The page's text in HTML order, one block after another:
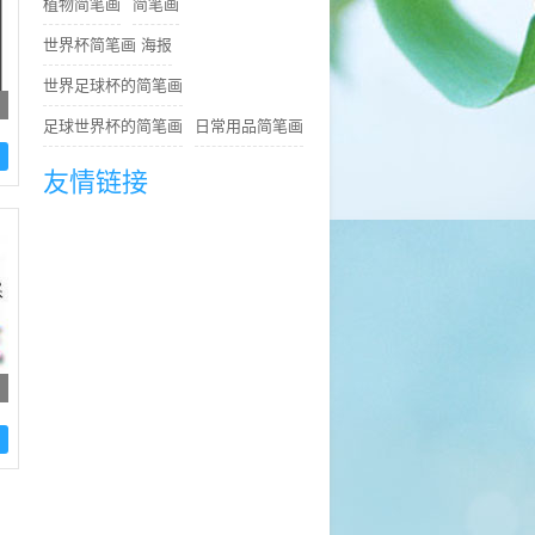
植物简笔画 简笔画
世界杯简笔画 海报
世界足球杯的简笔画
足球世界杯的简笔画 日常用品简笔画
友情链接